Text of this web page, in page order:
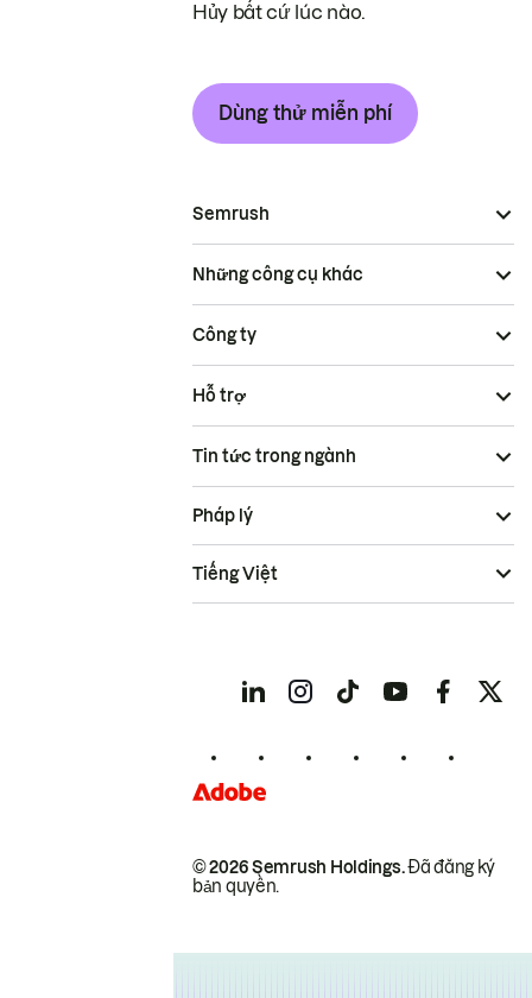
Hủy bất cứ lúc nào.
Dùng thử miễn phí
Semrush
Những công cụ khác
Công ty
Hỗ trợ
Tin tức trong ngành
© 2026 Semrush Holdings.Đã đăng ký
bản quyền.
Pháp lý
Tiếng Việt